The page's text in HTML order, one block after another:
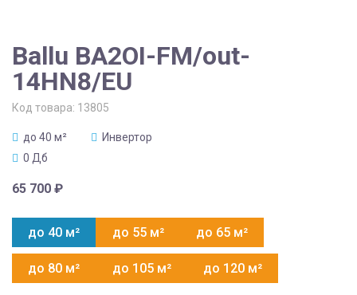
Ballu BA2OI-FM/out-
14HN8/EU
Код товара: 13805
до 40 м²
Инвертор
0 Дб
65 700 ₽
до 40 м² до 55 м² до 65 м²
до 80 м² до 105 м² до 120 м²